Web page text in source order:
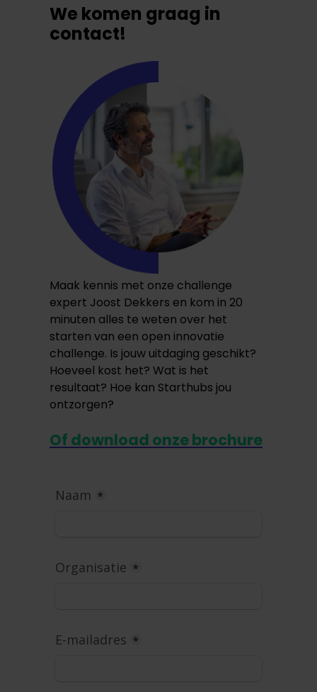
We komen graag in
contact!
Maak kennis met onze challenge
expert Joost Dekkers en kom in 20
minuten alles te weten over het
starten van een open innovatie
challenge. Is jouw uitdaging geschikt?
Hoeveel kost het? Wat is het
resultaat? Hoe kan Starthubs jou
ontzorgen?
Of download onze brochure